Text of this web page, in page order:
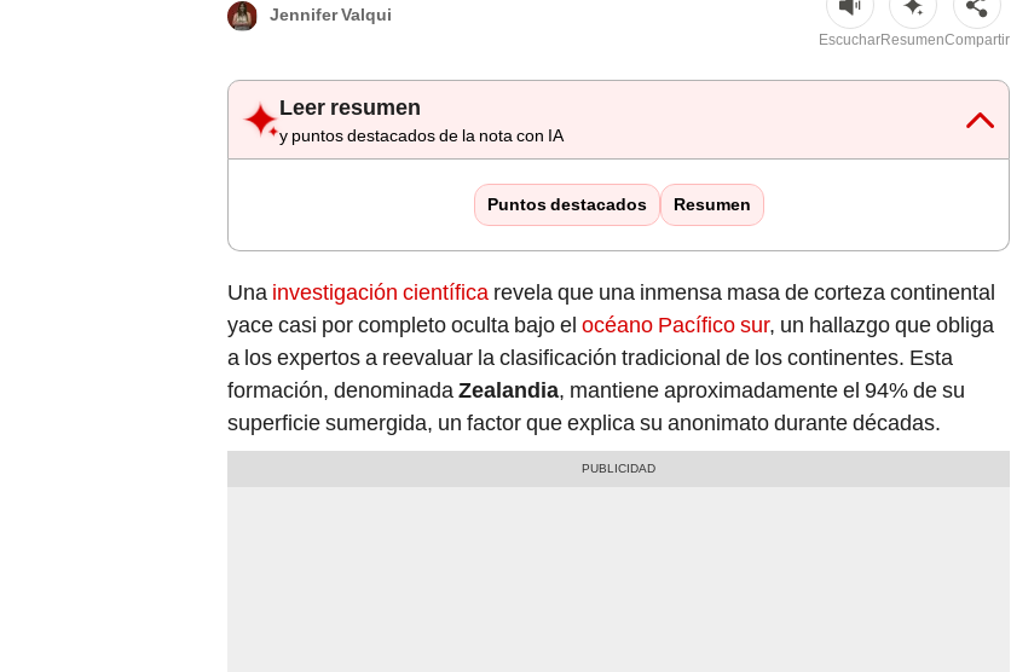
Jennifer Valqui
EscucharResumenCompartir
Leer resumen
y puntos destacados de la nota con IA
Puntos destacados Resumen
Una investigación científica revela que una inmensa masa de corteza continental
yace casi por completo oculta bajo el océano Pacífico sur, un hallazgo que obliga
a los expertos a reevaluar la clasificación tradicional de los continentes. Esta
formación, denominadaZealandia, mantiene aproximadamente el 94% de su
superficie sumergida, un factor que explica su anonimato durante décadas.